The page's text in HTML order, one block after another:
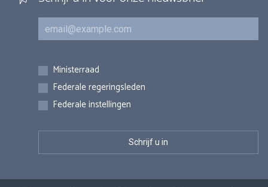
E-mail
Inschrijvingen
Ministerraad
Federale regeringsleden
Federale instellingen